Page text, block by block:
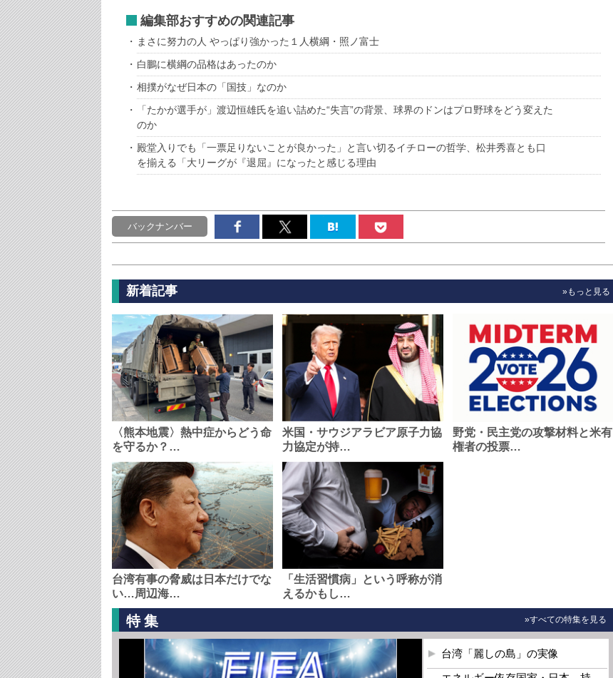
編集部おすすめの関連記事
まさに努力の人 やっぱり強かった１人横綱・照ノ富士
白鵬に横綱の品格はあったのか
相撲がなぜ日本の「国技」なのか
「たかが選手が」渡辺恒雄氏を追い詰めた“失言”の背景、球界のドンはプロ野球をどう変えた
のか
殿堂入りでも「一票足りないことが良かった」と言い切るイチローの哲学、松井秀喜とも口
を揃える「大リーグが『退屈』になったと感じる理由
バックナンバー
新着記事 »もっと見る
〈熊本地震〉熱中症からどう命
を守るか？…
米国・サウジアラビア原子力協
力協定が持…
野党・民主党の攻撃材料と米有
権者の投票…
台湾有事の脅威は日本だけでな
い…周辺海…
「生活習慣病」という呼称が消
えるかもし…
特集 »すべての特集を見る
台湾「麗しの島」の実像